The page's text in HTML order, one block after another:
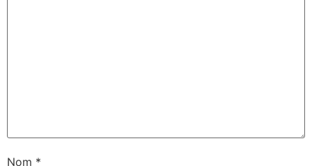
Nom *